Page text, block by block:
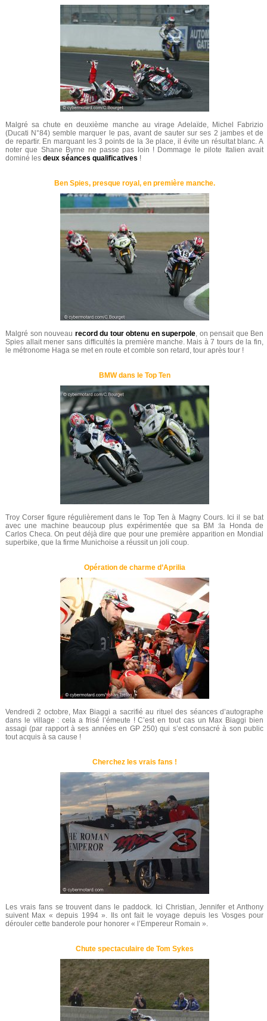
Malgré sa chute en deuxième manche au virage Adelaïde, Michel Fabrizio
(Ducati N°84) semble marquer le pas, avant de sauter sur ses 2 jambes et de
de repartir. En marquant les 3 points de la 3e place, il évite un résultat blanc. A
noter que Shane Byrne ne passe pas loin ! Dommage le pilote Italien avait
dominé les deux séances qualificatives !
Ben Spies, presque royal, en première manche.
Malgré son nouveau record du tour obtenu en superpole, on pensait que Ben
Spies allait mener sans difficultés la première manche. Mais à 7 tours de la fin,
le métronome Haga se met en route et comble son retard, tour après tour !
BMW dans le Top Ten
Troy Corser figure régulièrement dans le Top Ten à Magny Cours. Ici il se bat
avec une machine beaucoup plus expérimentée que sa BM :la Honda de
Carlos Checa. On peut déjà dire que pour une première apparition en Mondial
superbike, que la firme Munichoise a réussit un joli coup.
Opération de charme d’Aprilia
Vendredi 2 octobre, Max Biaggi a sacrifié au rituel des séances d’autographe
dans le village : cela a frisé l’émeute ! C’est en tout cas un Max Biaggi bien
assagi (par rapport à ses années en GP 250) qui s’est consacré à son public
tout acquis à sa cause !
Cherchez les vrais fans !
Les vrais fans se trouvent dans le paddock. Ici Christian, Jennifer et Anthony
suivent Max « depuis 1994 ». Ils ont fait le voyage depuis les Vosges pour
dérouler cette banderole pour honorer « l’Empereur Romain ».
Chute spectaculaire de Tom Sykes